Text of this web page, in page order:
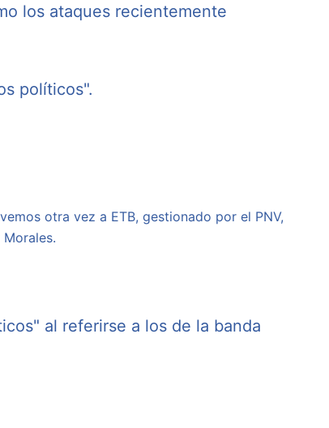
los ataques recientemente
políticos".
otra vez a ETB, gestionado por el PNV,
al referirse a los de la banda